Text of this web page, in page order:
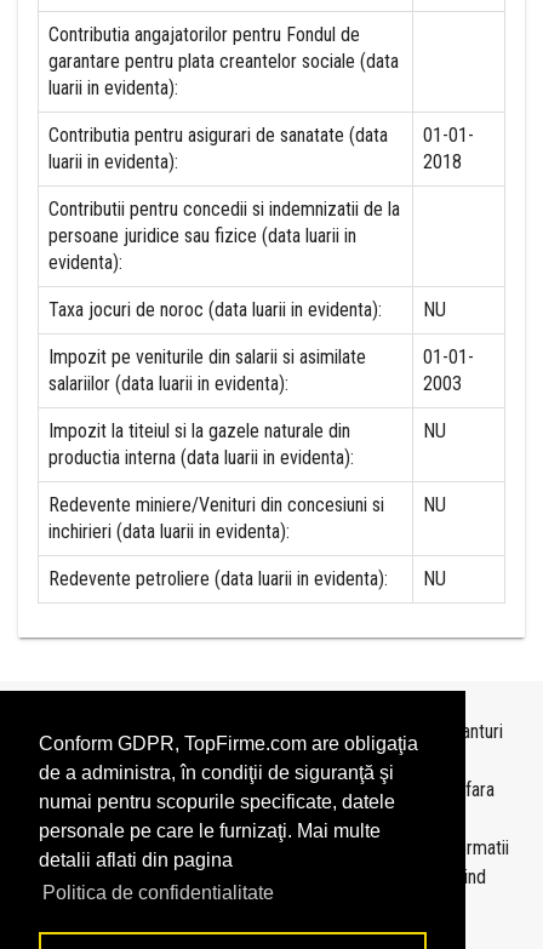
Conform GDPR, TopFirme.com are obligaţia
de a administra, în condiţii de siguranţă şi
numai pentru scopurile specificate, datele
personale pe care le furnizaţi. Mai multe
detalii aflati din pagina
Politica de confidentialitate
Contributia angajatorilor pentru Fondul de
garantare pentru plata creantelor sociale (data
luarii in evidenta):
Contributia pentru asigurari de sanatate (data
luarii in evidenta):
01-01-
2018
Contributii pentru concedii si indemnizatii de la
persoane juridice sau fizice (data luarii in
evidenta):
Taxa jocuri de noroc (data luarii in evidenta): NU
Impozit pe veniturile din salarii si asimilate
salariilor (data luarii in evidenta):
01-01-
2003
Impozit la titeiul si la gazele naturale din
productia interna (data luarii in evidenta):
NU
Redevente miniere/Venituri din concesiuni si
inchirieri (data luarii in evidenta):
NU
Redevente petroliere (data luarii in evidenta): NU
Topurile sunt realizate deTopFirme
pe baza ultimelor bilanturi
depuse si au scop informativ.
Este interzisa folosirea topurilor fara acordul TopFirme si fara
precizarea sursei.
Daca doriti sa achizitionati
topuri personalizate
sau informatii
despre agentii economici va rugam sa ne contactati folosind
sectiunea Contact